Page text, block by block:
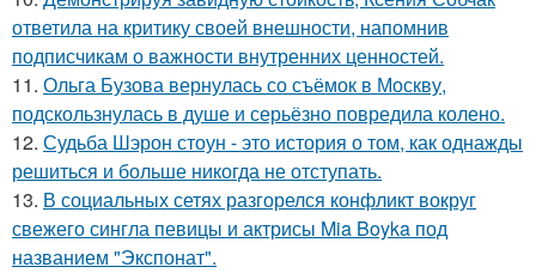
ответила на критику своей внешности, напомнив
подписчикам о важности внутренних ценностей.
11. Ольга Бузова вернулась со съёмок в Москву,
подскользнулась в душе и серьёзно повредила колено.
12. Судьба Шэрон стоун - это история о том, как однажды
решиться и больше никогда не отступать.
13. В социальных сетях разгорелся конфликт вокруг
свежего сингла певицы и актрисы Mia Boyka под
названием "Экспонат".